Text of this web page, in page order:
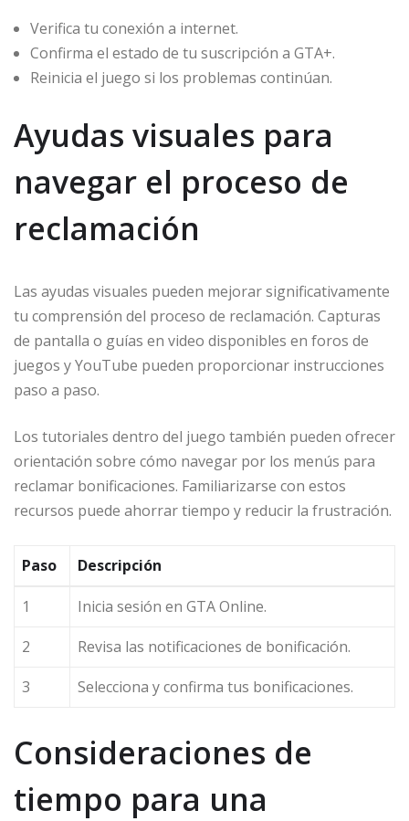
Verifica tu conexión a internet.
Confirma el estado de tu suscripción a GTA+.
Reinicia el juego si los problemas continúan.
Ayudas visuales para
navegar el proceso de
reclamación
Las ayudas visuales pueden mejorar significativamente
tu comprensión del proceso de reclamación. Capturas
de pantalla o guías en video disponibles en foros de
juegos y YouTube pueden proporcionar instrucciones
paso a paso.
Los tutoriales dentro del juego también pueden ofrecer
orientación sobre cómo navegar por los menús para
reclamar bonificaciones. Familiarizarse con estos
recursos puede ahorrar tiempo y reducir la frustración.
Paso Descripción
1
Inicia sesión en GTA Online.
2
Revisa las notificaciones de bonificación.
3
Selecciona y confirma tus bonificaciones.
Consideraciones de
tiempo para una